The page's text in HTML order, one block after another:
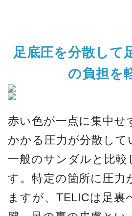
足底圧を分散して
の負担を
赤い色が一点に集中
かかる圧力が分散し
一般のサンダルと比
す。特定の箇所に圧
ますが、TELICは足裏